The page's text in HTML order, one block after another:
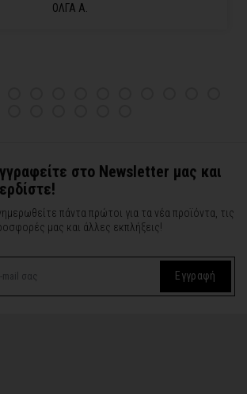
ΟΛΓΑ Α.
στο Newsletter μας και
πάντα πρώτοι για τα νέα προϊόντα, τις
μας και άλλες εκπλήξεις!
Εγγραφή